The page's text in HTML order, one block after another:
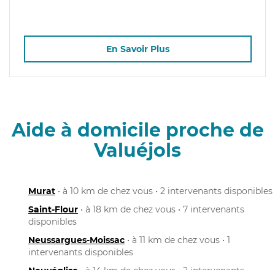
En Savoir Plus
Aide à domicile proche de
Valuéjols
Murat • à 10 km de chez vous • 2 intervenants disponibles
Saint-Flour • à 18 km de chez vous • 7 intervenants
disponibles
Neussargues-Moissac • à 11 km de chez vous • 1
intervenants disponibles